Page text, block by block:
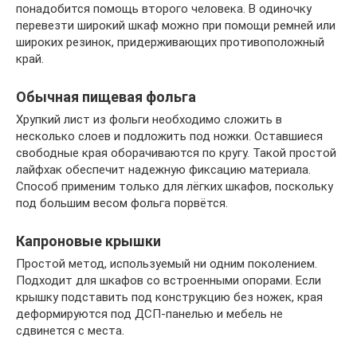
понадобится помощь второго человека. В одиночку
перевезти широкий шкаф можно при помощи ремней или
широких резинок, придерживающих противоположный
край.
Обычная пищевая фольга
Хрупкий лист из фольги необходимо сложить в
несколько слоев и подложить под ножки. Оставшиеся
свободные края оборачиваются по кругу. Такой простой
лайфхак обеспечит надежную фиксацию материала.
Способ применим только для лёгких шкафов, поскольку
под большим весом фольга порвётся.
Капроновые крышки
Простой метод, используемый ни одним поколением.
Подходит для шкафов со встроенными опорами. Если
крышку подставить под конструкцию без ножек, края
деформируются под ДСП-панелью и мебель не
сдвинется с места.